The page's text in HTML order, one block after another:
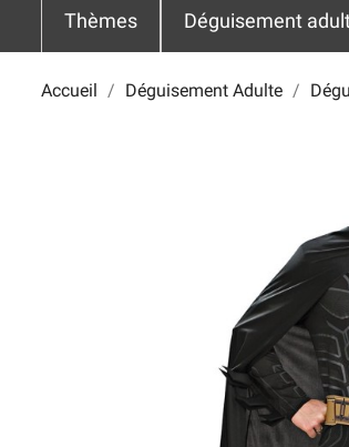
Thèmes Déguisement
Accueil Déguisement Adulte